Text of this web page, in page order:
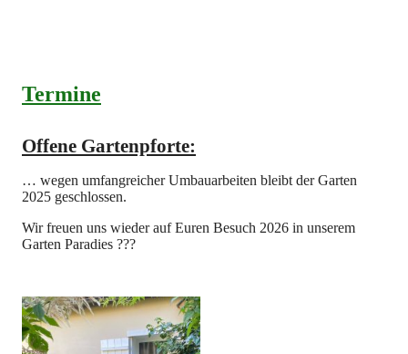
Termine
Offene Gartenpforte:
… wegen umfangreicher Umbauarbeiten bleibt der Garten
2025 geschlossen.
Wir freuen uns wieder auf Euren Besuch 2026 in unserem
Garten Paradies ??‍?